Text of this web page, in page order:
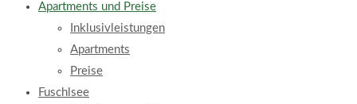
Apartments und Preise
Inklusivleistungen
Apartments
Preise
Fuschlsee